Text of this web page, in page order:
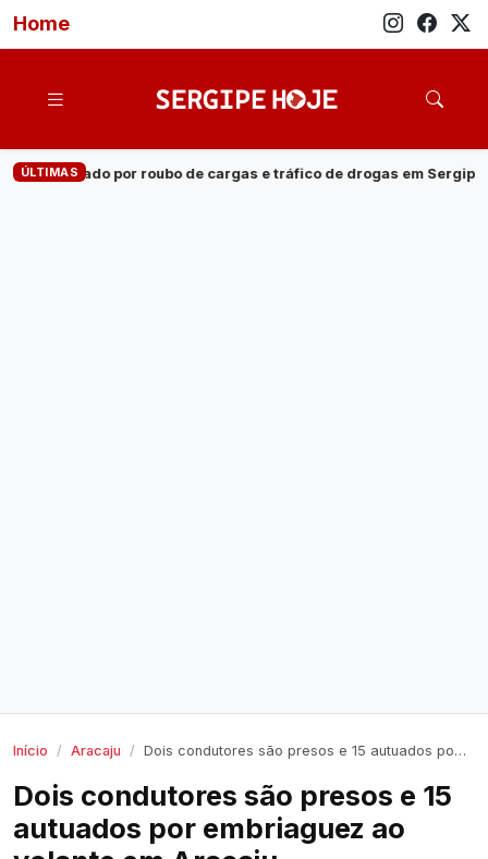
Home
ÚLTIMAS
drogas em Sergipe · Pinguim-de-magalhães é encontrado
Início Aracaju Dois condutores são presos e 15 autuados por embriaguez ao volante em Aracaju
Dois condutores são presos e 15
autuados por embriaguez ao